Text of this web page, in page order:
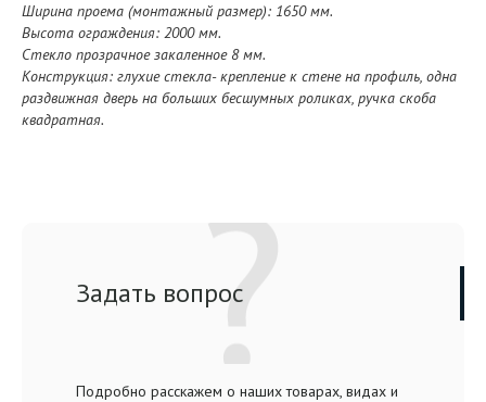
Ширина проема (монтажный размер): 1650 мм.
Высота ограждения: 2000 мм.
Стекло прозрачное закаленное 8 мм.
Конструкция: глухие стекла- крепление к стене на профиль, одна
раздвижная дверь на больших бесшумных роликах, ручка скоба
квадратная.
Задать вопрос
Подробно расскажем о наших товарах, видах и